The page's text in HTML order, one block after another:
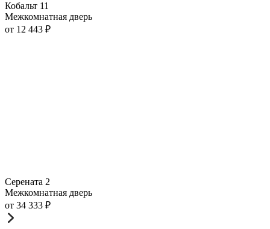
Кобальт 11
Межкомнатная дверь
от 12 443 ₽
Серената 2
Межкомнатная дверь
от 34 333 ₽